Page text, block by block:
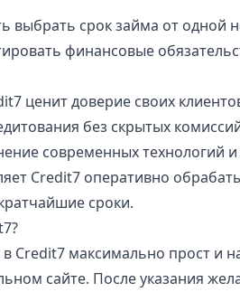
выбрать срок займа от одной
финансовые
ценит доверие своих
без скрытых
современных технологий
Credit7 оперативно
сроки.
Credit7 максимально прост и
сайте. После указания